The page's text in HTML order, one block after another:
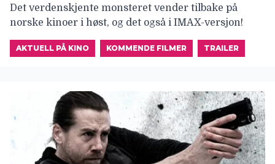
Det verdenskjente monsteret vender tilbake på
norske kinoer i høst, og det også i IMAX-versjon!
AKTUELL PÅ KINO KOMMENDE FILMER TRAILER